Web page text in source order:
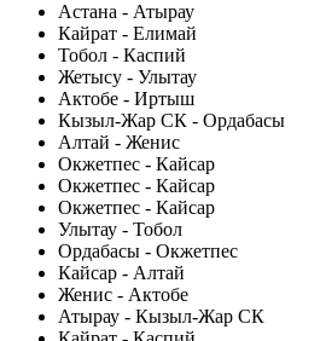
Астана - Атырау
Кайрат - Елимай
Тобол - Каспий
Жетысу - Улытау
Актобе - Иртыш
Кызыл-Жар СК - Ордабасы
Алтай - Женис
Окжетпес - Кайсар
Окжетпес - Кайсар
Окжетпес - Кайсар
Улытау - Тобол
Ордабасы - Окжетпес
Кайсар - Алтай
Женис - Актобе
Атырау - Кызыл-Жар СК